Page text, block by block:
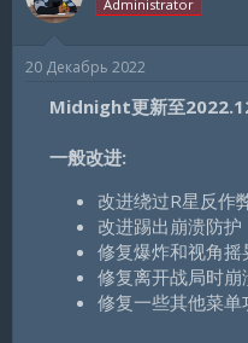
o
:
Administrator
20 Декабрь 2022
Midnight更新至
一般改进:
改进绕过R星反作
改进踢出崩溃防护
修复爆炸和视角摇
修复离开战局时崩
修复一些其他菜单